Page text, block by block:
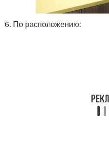
6. По расположению: